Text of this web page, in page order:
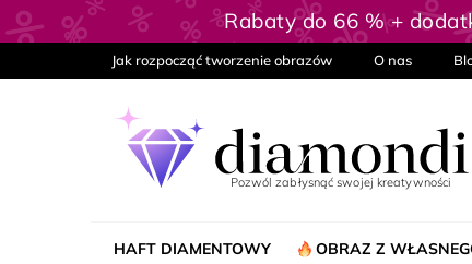
Przejść
do
Rabaty do 66 % +
Jak rozpocząć tworzenie obrazów O nas
HAFT DIAMENTOWY OBRAZ Z